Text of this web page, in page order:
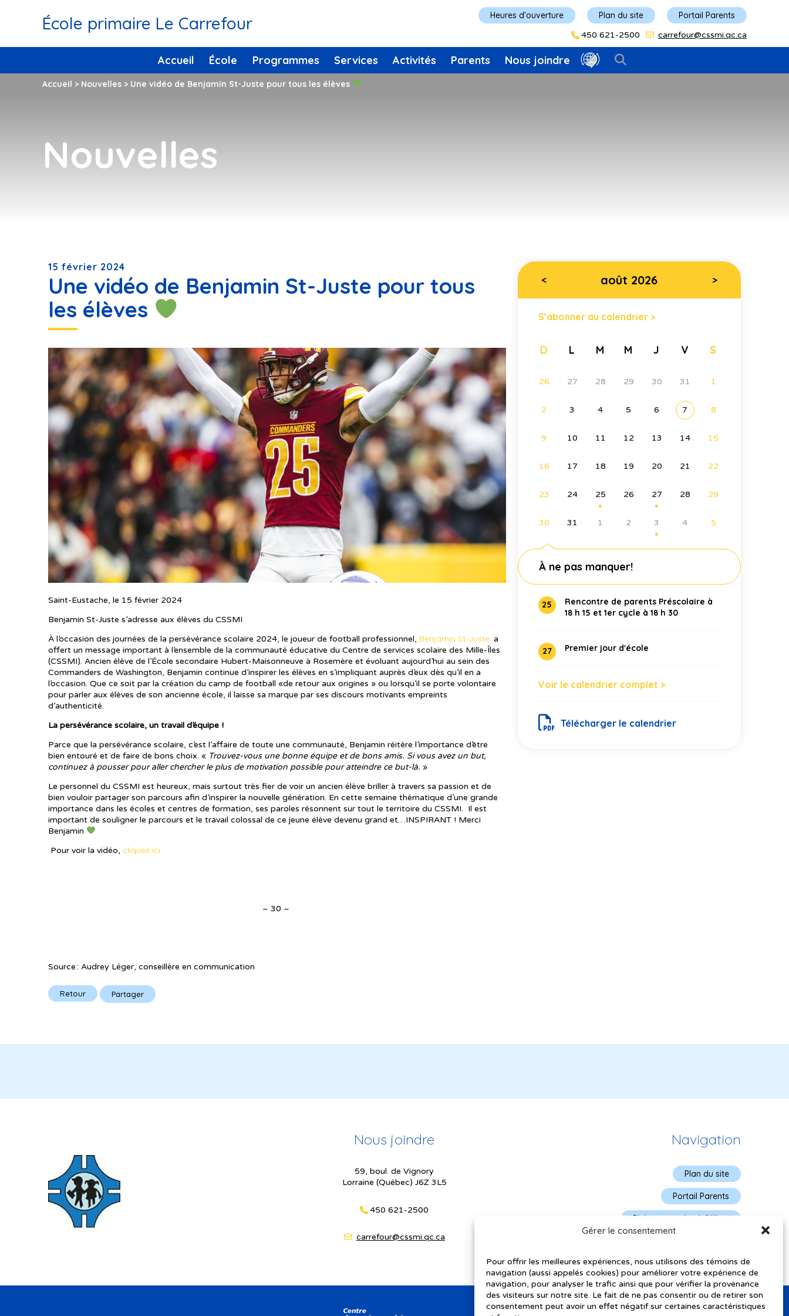
Gérer le consentement
Pour offrir les meilleures expériences, nous utilisons des témoins de
navigation (aussi appelés cookies) pour améliorer votre expérience de
navigation, pour analyser le trafic ainsi que pour vérifier la provenance
des visiteurs sur notre site. Le fait de ne pas consentir ou de retirer son
consentement peut avoir un effet négatif sur certaines caractéristiques
École primaire Le Carrefour Plan du site Portail Parents
Heures d'ouverture
450 621-2500 carrefour@cssmi.qc.ca
Accueil École Programmes Services Activités Parents Nous joindre
Accueil > Nouvelles > Une vidéo de Benjamin St-Juste pour tous les élèves
Nouvelles
15 février 2024
Une vidéo de Benjamin St-Juste pour tous
les élèves
Saint-Eustache, le 15 février 2024
Benjamin St-Juste s’adresse aux élèves du CSSMI
À l’occasion des journées de la persévérance scolaire 2024, le joueur de football professionnel, Benjamin St-Juste, a
offert un message important à l’ensemble de la communauté éducative du Centre de services scolaire des Mille-Îles
(CSSMI). Ancien élève de l’École secondaire Hubert-Maisonneuve à Rosemère et évoluant aujourd’hui au sein des
Commanders de Washington, Benjamin continue d’inspirer les élèves en s’impliquant auprès d’eux dès qu’il en a
l’occasion. Que ce soit par la création du camp de football «de retour aux origines » ou lorsqu’il se porte volontaire
pour parler aux élèves de son ancienne école, il laisse sa marque par ses discours motivants empreints
d’authenticité.
La persévérance scolaire, un travail d’équipe !
Parce que la persévérance scolaire, c’est l’affaire de toute une communauté, Benjamin réitère l’importance d’être
bien entouré et de faire de bons choix. « Trouvez-vous une bonne équipe et de bons amis. Si vous avez un but,
continuez à pousser pour aller chercher le plus de motivation possible pour atteindre ce but-là. »
Le personnel du CSSMI est heureux, mais surtout très fier de voir un ancien élève briller à travers sa passion et de
bien vouloir partager son parcours afin d’inspirer la nouvelle génération. En cette semaine thématique d’une grande
importance dans les écoles et centres de formation, ses paroles résonnent sur tout le territoire du CSSMI. Il est
important de souligner le parcours et le travail colossal de ce jeune élève devenu grand et…INSPIRANT ! Merci
Benjamin
Pour voir la vidéo, cliquez ici.
– 30 –
Source : Audrey Léger, conseillère en communication
Retour Partager
< août 2026 >
S’abonner au calendrier >
D L M M J V S
26 27 28 29 30 31 1
2 3 4 5 6 7 8
9 10 11 12 13 14 15
16 17 18 19 20 21 22
23 24 25
●
26 27
●
28 29
30 31 1 2 3
●
4 5
À ne pas manquer!
25
Rencontre de parents Préscolaire à
18 h 15 et 1er cycle à 18 h 30
27 Premier jour d'école
Voir le calendrier complet >
Télécharger le calendrier
Nous joindre
59, boul. de Vignory
Lorraine (Québec) J6Z 3L5
450 621-2500
carrefour@cssmi.qc.ca
Navigation
Plan du site
Portail Parents
Plainte – service à l’élève